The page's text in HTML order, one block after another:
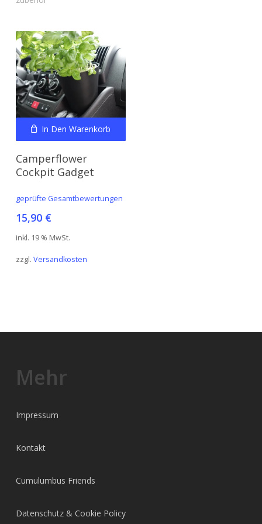
In Den Warenkorb
Camperflower
Cockpit Gadget
geprüfte Gesamtbewertungen
15,90 €
inkl. 19 % MwSt.
zzgl. Versandkosten
Mehr
Impressum
Kontakt
Cumulumbus Friends
Datenschutz & Cookie Policy